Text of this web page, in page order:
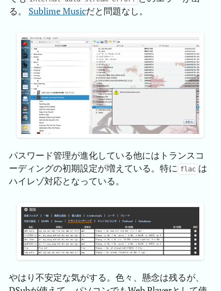
る。 Sublime Musicだと問題なし。
パスワード管理が進化している他にはトランスコ
ーディングの初期設定が増えている。特に flac は
ハイレゾ対応となっている。
やはり不安定な気がする。色々、懸念は残るが、